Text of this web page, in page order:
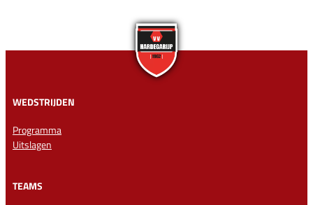
WEDSTRIJDEN
Programma
Uitslagen
TEAMS